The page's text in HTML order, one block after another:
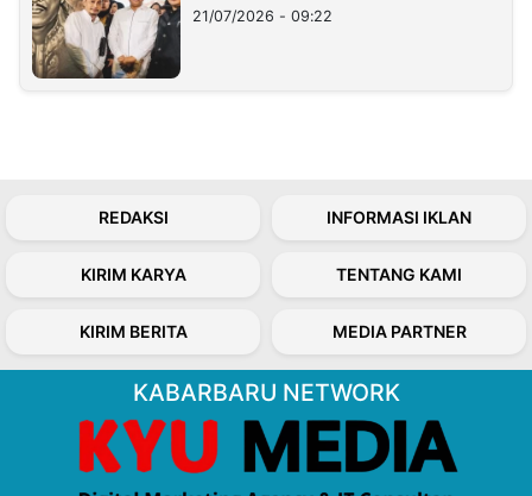
21/07/2026 - 09:22
REDAKSI INFORMASI IKLAN
KIRIM KARYA TENTANG KAMI
KIRIM BERITA MEDIA PARTNER
KABARBARU NETWORK